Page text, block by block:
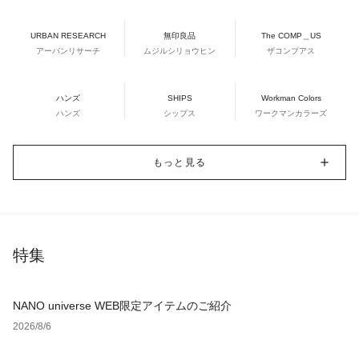
URBAN RESEARCH
アーバンリサーチ
無印良品
ムジルシリョウヒン
The COMP＿US
ザコンプアス
ハンズ
ハンズ
SHIPS
シップス
Workman Colors
ワークマンカラーズ
もっと見る
特集
NANO universe WEB限定アイテムのご紹介
2026/8/6